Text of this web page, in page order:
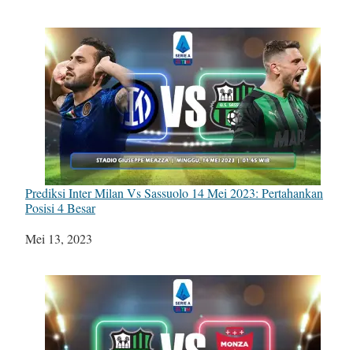
Prediksi Inter Milan Vs Sassuolo 14 Mei 2023: Pertahankan
Posisi 4 Besar
Tanggal
Mei 13, 2023